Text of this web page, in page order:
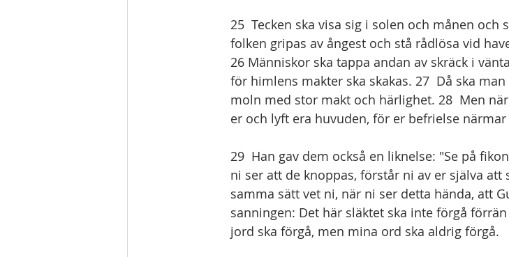
25  Tecken ska visa sig i solen och månen och
folken gripas av ångest och stå rådlösa vid
26 Människor ska tappa andan av skräck i
för himlens makter ska skakas. 27  Då ska
moln med stor makt och härlighet. 28  Men
er och lyft era huvuden, för er befrielse närmar
29  Han gav dem också en liknelse: "Se på
ni ser att de knoppas, förstår ni av er själva att
samma sätt vet ni, när ni ser detta hända, att
sanningen: Det här släktet ska inte förgå
jord ska förgå, men mina ord ska aldrig förgå.